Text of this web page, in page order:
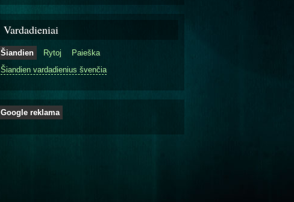
Vardadieniai
Šiandien Rytoj
Paieška
Šiandien vardadienius švenčia
Google reklama